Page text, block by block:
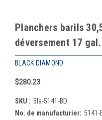
Planchers barils
déversement 17 gal.
BLACK DIAMOND
$280.23
SKU : Bla-5141-BD
No. de manufacturier: 5141-